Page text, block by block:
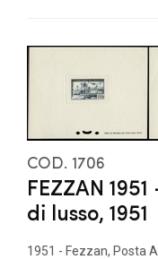
COD. 1706
FEZZAN
di lusso, 1951
1951 - Fezzan, Posta